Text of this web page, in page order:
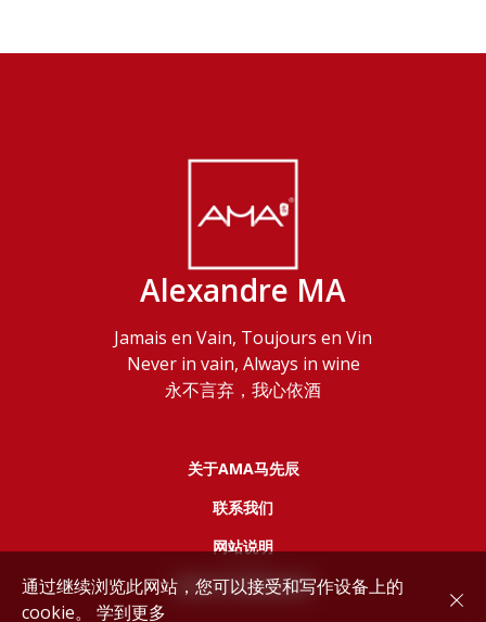
Alexandre MA
Jamais en Vain, Toujours en Vin
Never in vain, Always in wine
永不言弃，我心依酒
关于AMA马先辰
联系我们
网站说明
服务协议和隐私政策
通过继续浏览此网站，您可以接受和写作设备上的
cookie。 学到更多